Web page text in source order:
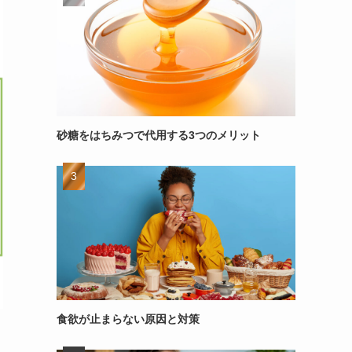
砂糖をはちみつで代用する3つのメリット
食欲が止まらない原因と対策